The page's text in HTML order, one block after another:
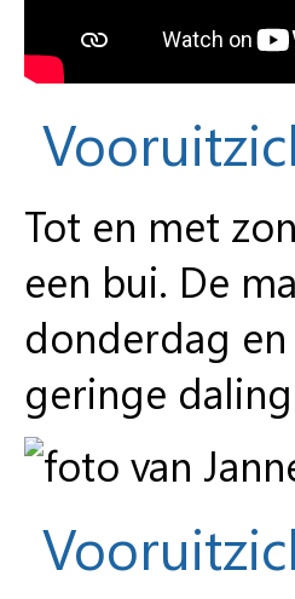
Tot en met
een bui. De
donderdag en
geringe